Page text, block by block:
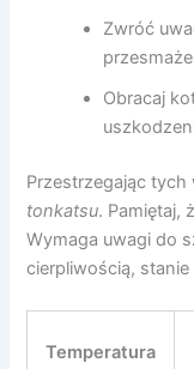
Zwróć
Obracaj
Przestrzegając
tonkatsu. Pamiętaj,
Wymaga uwagi do
cierpliwością,
Temperatura